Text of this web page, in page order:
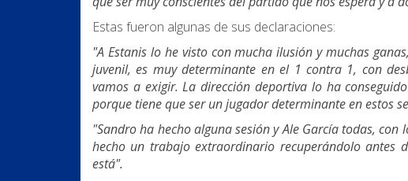
Estas fueron algunas de sus declaraciones:
"A Estanis lo he visto con mucha ilusión y muchas
juvenil, es muy determinante en el 1 contra 1, con
vamos a exigir. La dirección deportiva lo ha
porque tiene que ser un jugador determinante en estos
"Sandro ha hecho alguna sesión y Ale García todas,
hecho un trabajo extraordinario recuperándolo
está".